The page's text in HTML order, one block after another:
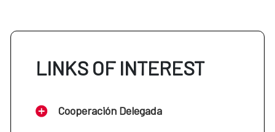
LINKS OF INTEREST
Cooperación Delegada